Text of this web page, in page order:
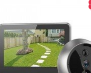
Захранващ конектор за охранителни камери
€0.58